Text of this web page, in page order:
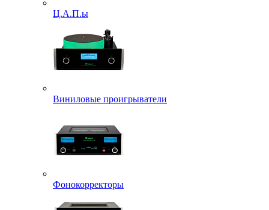
Ц.А.П.ы
Виниловые проигрыватели
Фонокорректоры